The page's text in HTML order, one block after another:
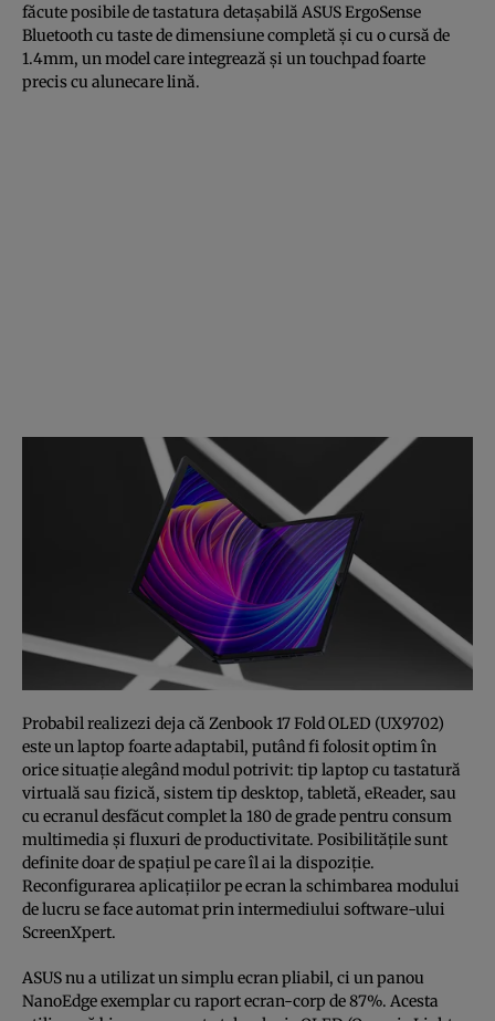
făcute posibile de tastatura detașabilă ASUS ErgoSense
Bluetooth cu taste de dimensiune completă și cu o cursă de
1.4mm, un model care integrează și un touchpad foarte
precis cu alunecare lină.
Probabil realizezi deja că Zenbook 17 Fold OLED (UX9702)
este un laptop foarte adaptabil, putând fi folosit optim în
orice situație alegând modul potrivit: tip laptop cu tastatură
virtuală sau fizică, sistem tip desktop, tabletă, eReader, sau
cu ecranul desfăcut complet la 180 de grade pentru consum
multimedia și fluxuri de productivitate. Posibilitățile sunt
definite doar de spațiul pe care îl ai la dispoziție.
Reconfigurarea aplicațiilor pe ecran la schimbarea modului
de lucru se face automat prin intermediului software-ului
ScreenXpert.
ASUS nu a utilizat un simplu ecran pliabil, ci un panou
NanoEdge exemplar cu raport ecran-corp de 87%. Acesta